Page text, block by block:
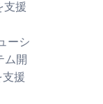
支援
ーシ
ム開
援